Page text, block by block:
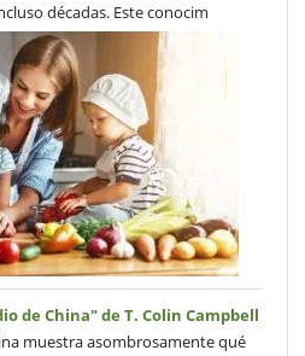
décadas. Este conocim
de China" de T. Colin Campbell
muestra asombrosamente qué